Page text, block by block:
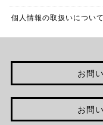
個人情報の取扱いについて
お問
お問